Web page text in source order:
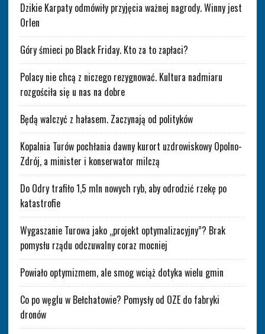
Dzikie Karpaty odmówiły przyjęcia ważnej nagrody. Winny jest
Orlen
Góry śmieci po Black Friday. Kto za to zapłaci?
Polacy nie chcą z niczego rezygnować. Kultura nadmiaru
rozgościła się u nas na dobre
Będą walczyć z hałasem. Zaczynają od polityków
Kopalnia Turów pochłania dawny kurort uzdrowiskowy Opolno-
Zdrój, a minister i konserwator milczą
Do Odry trafiło 1,5 mln nowych ryb, aby odrodzić rzekę po
katastrofie
Wygaszanie Turowa jako „projekt optymalizacyjny”? Brak
pomysłu rządu odczuwalny coraz mocniej
Powiało optymizmem, ale smog wciąż dotyka wielu gmin
Co po węglu w Bełchatowie? Pomysły od OZE do fabryki
dronów